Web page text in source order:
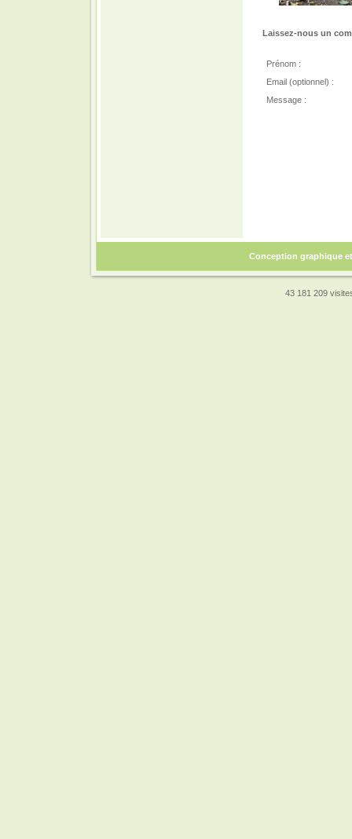
Laissez-nous un
Prénom :
Email (optionnel) :
Message :
Conception graphique
43 181 209